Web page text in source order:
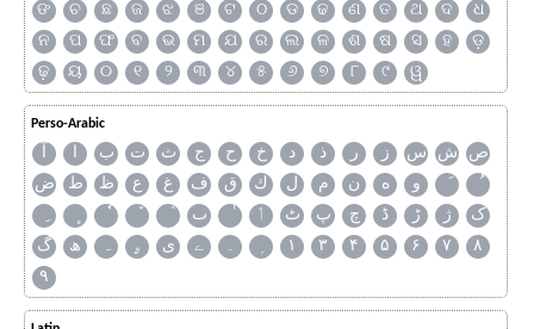
ଙ
ଚ ଛ ଜ ଝ ଞ ଟ ଠ ଡ ଢ ଣ ତ ଥ ଦ
ଧ
ନ
ପ ଫ ବ ଭ ମ ଯ ର ଲ ଳ ଶ ଷ ସ ହ
ଡ଼
ଢ଼
ୟ ୦ ୧ ୨ ୩ ୪ ୫ ୬ ୭ ୮ ୯ ୱ
Perso-Arabic
آ ا ب ت ث ج ح خ د ذ ر ز س ش ص
ض
ط ظ ع غ ف ق ك ل م ن ه
و
ٮ
ٲ ٹ پ چ ڈ ڑ ژ
ک
گ
ھ ہ ۄ ی ے ۔ ۱ ۳ ۴ ۵ ۶ ۷
۸
۹